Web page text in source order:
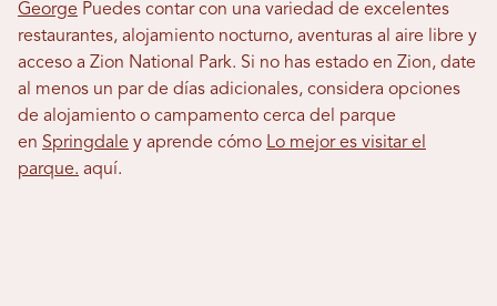
George Puedes contar con una variedad de excelentes
restaurantes, alojamiento nocturno, aventuras al aire libre y
acceso a Zion National Park. Si no has estado en Zion, date
al menos un par de días adicionales, considera opciones
de alojamiento o campamento cerca del parque
en Springdale y aprende cómo Lo mejor es visitar el
parque. aquí.